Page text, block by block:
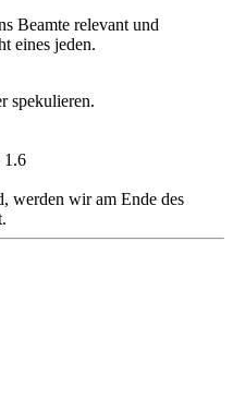
Beamte relevant und
eines jeden.
spekulieren.
1.6
werden wir am Ende des